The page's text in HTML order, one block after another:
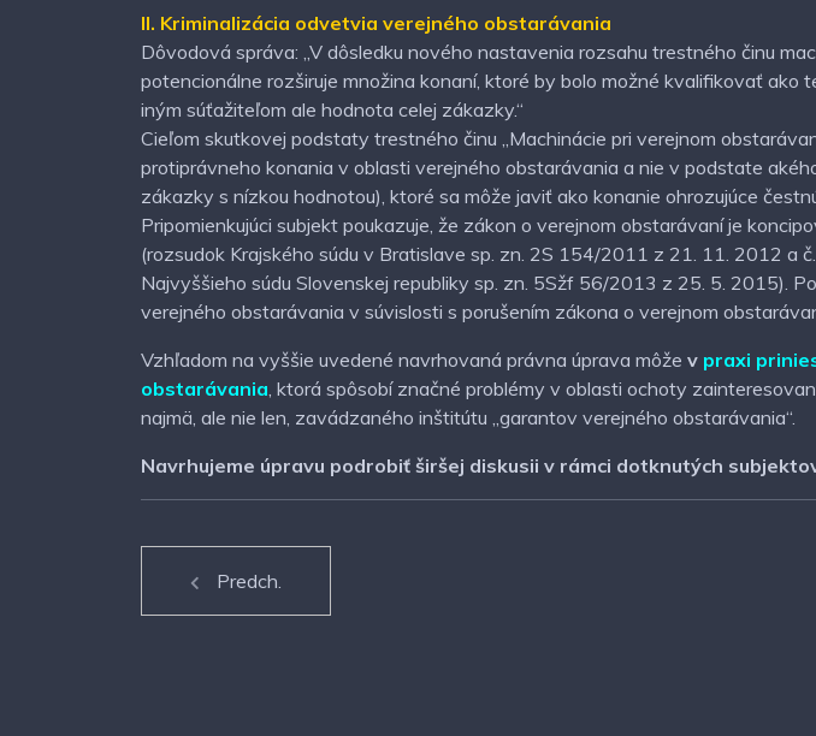
II. Kriminalizácia odvetvia verejného obstarávania
Dôvodová správa: „V dôsledku nového nastavenia rozsahu trestného činu
potencionálne rozširuje množina konaní, ktoré by bolo možné kvalifikovať
iným súťažiteľom ale hodnota celej zákazky.“
Cieľom skutkovej podstaty trestného činu „Machinácie pri verejnom
protiprávneho konania v oblasti verejného obstarávania a nie v podstate
zákazky s nízkou hodnotou), ktoré sa môže javiť ako konanie ohrozujúce
Pripomienkujúci subjekt poukazuje, že zákon o verejnom obstarávaní je
(rozsudok Krajského súdu v Bratislave sp. zn. 2S 154/2011 z 21. 11. 2012
Najvyššieho súdu Slovenskej republiky sp. zn. 5Sžf 56/2013 z 25. 5. 2015).
verejného obstarávania v súvislosti s porušením zákona o verejnom
Vzhľadom na vyššie uvedené navrhovaná právna úprava môže v praxi
obstarávania, ktorá spôsobí značné problémy v oblasti ochoty
najmä, ale nie len, zavádzaného inštitútu „garantov verejného obstarávania“.
Navrhujeme úpravu podrobiť širšej diskusii v rámci dotknutých
Predch.